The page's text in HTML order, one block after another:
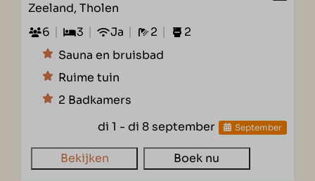
Zeeland, Tholen
6
3 Ja 2
2
Sauna en bruisbad
Ruime tuin
2 Badkamers
di 1 - di 8 september
September
Bekijken Boek nu